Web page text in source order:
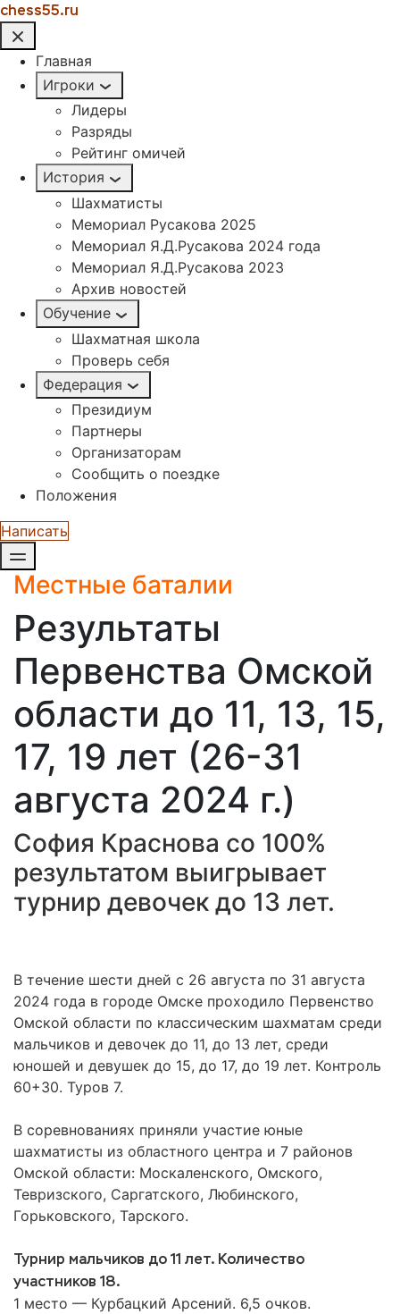
chess55.ru
Главная
Игроки
Лидеры
Разряды
Рейтинг омичей
История
Шахматисты
Мемориал Русакова 2025
Мемориал Я.Д.Русакова 2024 года
Мемориал Я.Д.Русакова 2023
Архив новостей
Обучение
Шахматная школа
Проверь себя
Федерация
Президиум
Партнеры
Организаторам
Сообщить о поездке
Положения
Написать
Местные баталии
Результаты
Первенства Омской
области до 11, 13, 15,
17, 19 лет (26-31
августа 2024 г.)
София Краснова со 100%
результатом выигрывает
турнир девочек до 13 лет.
В течение шести дней с 26 августа по 31 августа
2024 года в городе Омске проходило Первенство
Омской области по классическим шахматам среди
мальчиков и девочек до 11, до 13 лет, среди
юношей и девушек до 15, до 17, до 19 лет. Контроль
60+30. Туров 7.
В соревнованиях приняли участие юные
шахматисты из областного центра и 7 районов
Омской области: Москаленского, Омского,
Тевризского, Саргатского, Любинского,
Горьковского, Тарского.
Турнир мальчиков до 11 лет. Количество
участников 18.
1 место — Курбацкий Арсений. 6,5 очков.